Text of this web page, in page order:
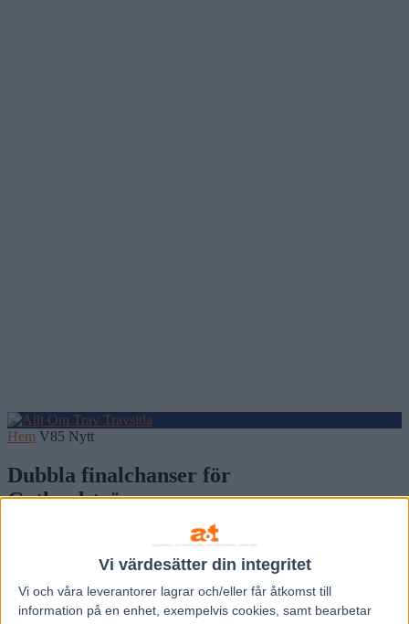
Vi värdesätter din integritet
Vi och våra leverantorer lagrar och/eller får åtkomst till
information på en enhet, exempelvis cookies, samt bearbetar
Hem V85 Nytt
Dubbla finalchanser för
Gotlandstränaren